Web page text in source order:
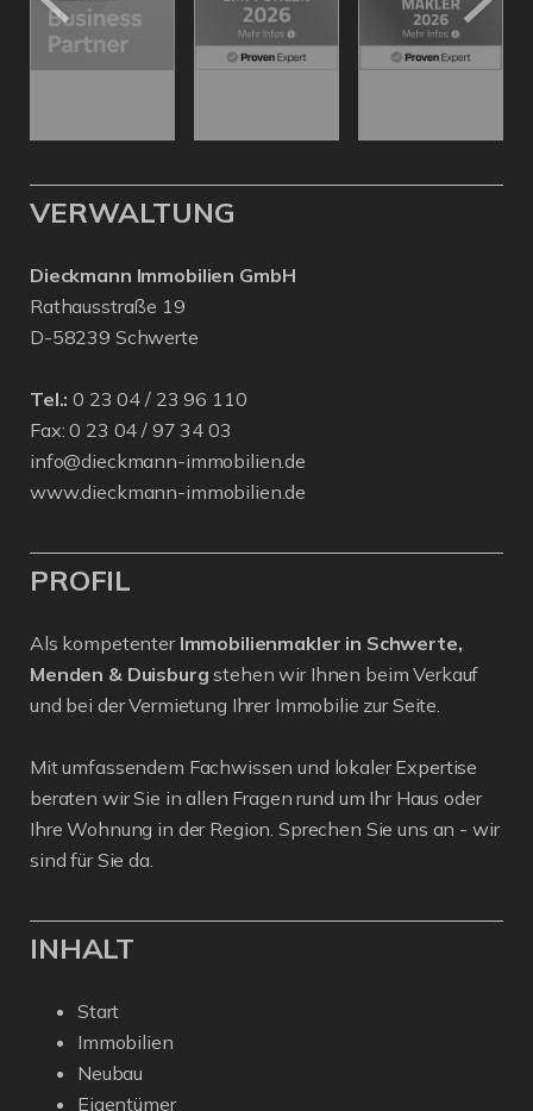
VERWALTUNG
Dieckmann Immobilien GmbH
Rathausstraße 19
D-58239 Schwerte
Tel.: 0 23 04 / 23 96 110
Fax: 0 23 04 / 97 34 03
info@dieckmann-immobilien.de
www.dieckmann-immobilien.de
PROFIL
Als kompetenter Immobilienmakler in Schwerte,
Menden & Duisburg stehen wir Ihnen beim Verkauf
und bei der Vermietung Ihrer Immobilie zur Seite.
Mit umfassendem Fachwissen und lokaler Expertise
beraten wir Sie in allen Fragen rund um Ihr Haus oder
Ihre Wohnung in der Region. Sprechen Sie uns an - wir
sind für Sie da.
INHALT
Start
Immobilien
Neubau
Eigentümer